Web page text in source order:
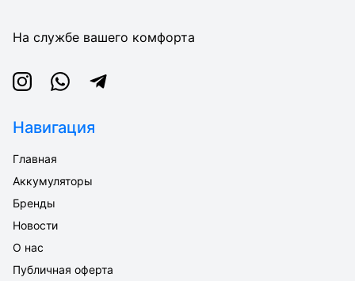
На службе вашего комфорта
InstagramWhatsappTelegram
Навигация
Главная
Аккумуляторы
Бренды
Новости
О нас
Публичная оферта